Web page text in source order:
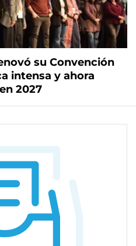
su Convención
intensa y ahora
2027